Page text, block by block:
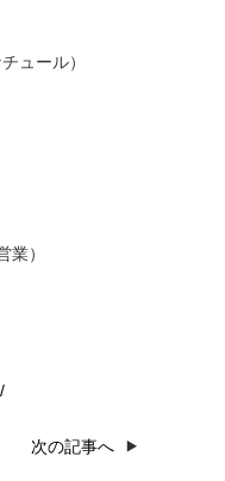
ュール）
）
次の記事へ